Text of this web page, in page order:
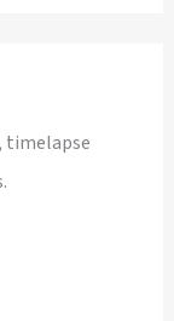
timelapse